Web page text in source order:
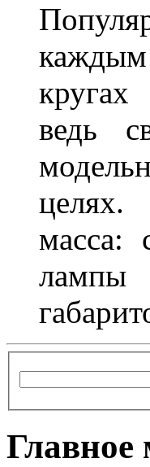
кругах
ведь
целях.
масса:
лампы